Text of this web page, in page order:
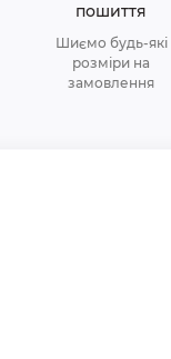
пошиття
Шиємо будь-які
розміри на
замовлення